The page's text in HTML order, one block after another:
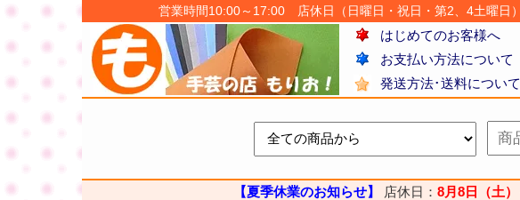
営業時間10:00～17:00 店休日（日曜日・祝日・第2、4土曜日
はじめてのお客様へ
お支払い方法について
発送方法･送料について
【夏季休業のお知らせ】 店休日： 8月8日（土）